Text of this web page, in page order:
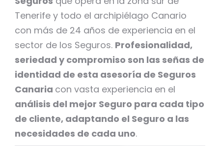
Tenerife y todo el archipiélago Canario
con más de 24 años de experiencia en el
sector de los Seguros. Profesionalidad,
seriedad y compromiso son las señas de
identidad de esta asesoría de Seguros
Canaria con vasta experiencia en el
análisis del mejor Seguro para cada tipo
de cliente, adaptando el Seguro a las
necesidades de cada uno.